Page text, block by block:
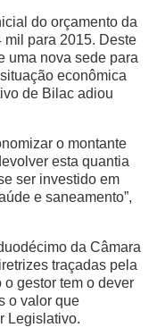
do orçamento da
mil para 2015. Deste
uma nova sede para
econômica
de Bilac adiou
o montante
esta quantia
ser investido em
e saneamento”,
da Câmara
traçadas pela
o gestor tem o dever
o valor que
Legislativo.